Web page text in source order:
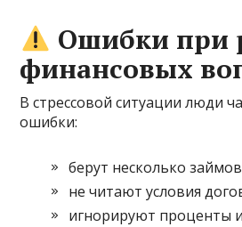
Ошибки при
финансовых
В стрессовой ситуации люди
ошибки:
берут несколько
не читают условия
игнорируют проценты